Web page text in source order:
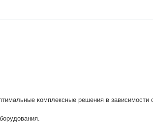
комплексные решения в зависимости